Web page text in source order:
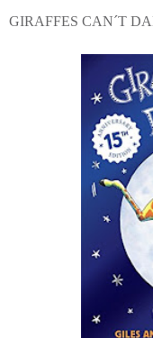
GIRAFFES CAN´T